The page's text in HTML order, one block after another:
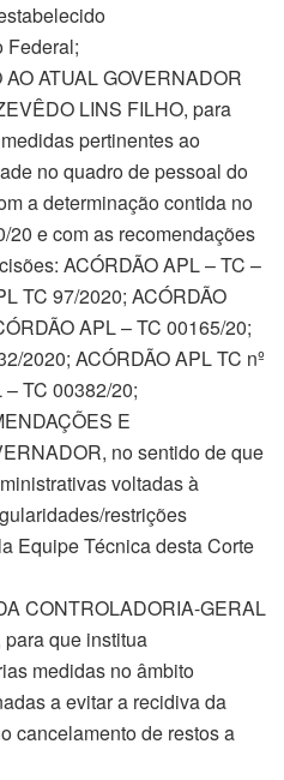
Federal;
ATUAL GOVERNADOR
LINS FILHO, para
pertinentes ao
no quadro de pessoal do
a determinação contida no
20 e com as recomendações
ACÓRDÃO APL – TC –
TC 97/2020; ACÓRDÃO
APL – TC 00165/20;
2020; ACÓRDÃO APL TC nº
TC 00382/20;
E
no sentido de que
voltadas à
restrições
Equipe Técnica desta Corte
CONTROLADORIA-GERAL
que institua
medidas no âmbito
a evitar a recidiva da
cancelamento de restos a